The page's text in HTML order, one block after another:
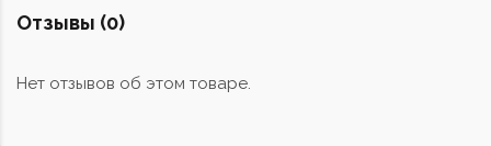
Отзывы (0)
Нет отзывов об этом товаре.